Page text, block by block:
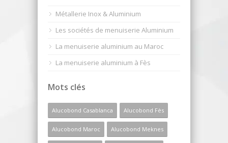
Métallerie Inox & Aluminium
Les sociétés de menuiserie Aluminium
La menuiserie aluminium au Maroc
La menuiserie aluminium à Fès
Mots clés
Alucobond Casablanca Alucobond Fès
Alucobond Maroc Alucobond Meknes